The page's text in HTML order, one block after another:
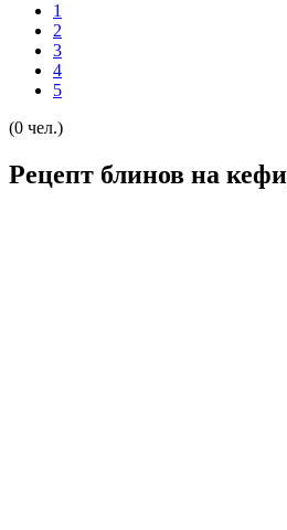
1
2
3
4
5
(0 чел.)
Рецепт блинов на